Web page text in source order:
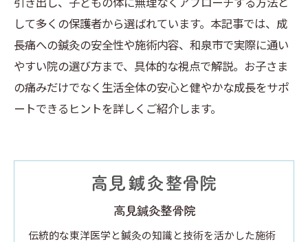
して多くの保護者から選ばれています。本記事では、成
長痛への鍼灸の安全性や施術内容、和泉市で実際に通い
やすい院の選び方まで、具体的な視点で解説。お子さま
の痛みだけでなく生活全体の安心と健やかな成長をサポ
ートできるヒントを詳しくご紹介します。
高見鍼灸整骨院
伝統的な東洋医学と鍼灸の知識と技術を活かした施術